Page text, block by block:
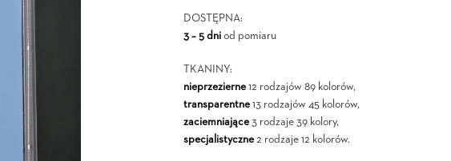
DOSTĘPNA:
3 – 5 dniod pomiaru
TKANINY:
nieprzezierne12 rodzajów 89 kolorów,
transparentne13 rodzajów 45 kolorów,
zaciemniające3 rodzaje 39 kolory,
specjalistyczne2 rodzaje 12 kolorów.